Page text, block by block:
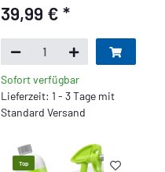
39,99 € *
Sofort verfügbar
Lieferzeit: 1 - 3 Tage mit
Standard Versand
Top